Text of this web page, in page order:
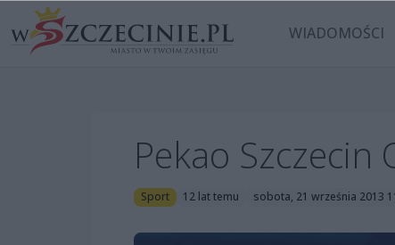
WIADOMOŚCI
Pekao Szczecin
Sport 12 lat temu sobota, 21 września 2013